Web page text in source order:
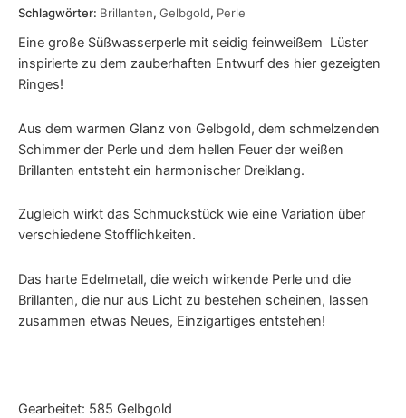
Schlagwörter: Brillanten, Gelbgold, Perle
Eine große Süßwasserperle mit seidig feinweißem Lüster
inspirierte zu dem zauberhaften Entwurf des hier gezeigten
Ringes!
Aus dem warmen Glanz von Gelbgold, dem schmelzenden
Schimmer der Perle und dem hellen Feuer der weißen
Brillanten entsteht ein harmonischer Dreiklang.
Zugleich wirkt das Schmuckstück wie eine Variation über
verschiedene Stofflichkeiten.
Das harte Edelmetall, die weich wirkende Perle und die
Brillanten, die nur aus Licht zu bestehen scheinen, lassen
zusammen etwas Neues, Einzigartiges entstehen!
Gearbeitet: 585 Gelbgold